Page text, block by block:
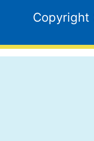
Copyright